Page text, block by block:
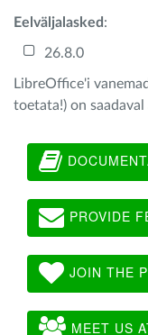
Eelväljalasked :
26.8.0
LibreOffice'i
toetata!) on saadaval
PROVIDE
JOIN THE
MEET US